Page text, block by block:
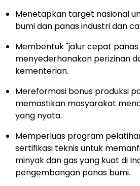
Menetapkan target nasional
bumi dan panas industri dan
Membentuk "jalur cepat
menyederhanakan perizinan
kementerian.
Mereformasi bonus produksi
memastikan masyarakat
yang nyata.
Memperluas program
sertifikasi teknis untuk
minyak dan gas yang kuat di
pengembangan panas bumi.